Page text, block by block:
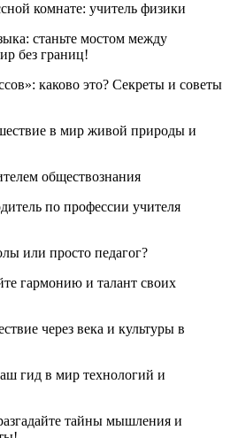
комнате: учитель физики
станьте мостом между
без границ!
каково это? Секреты и советы
в мир живой природы и
обществознания
по профессии учителя
или просто педагог?
гармонию и талант своих
через века и культуры в
гид в мир технологий и
тайны мышления и